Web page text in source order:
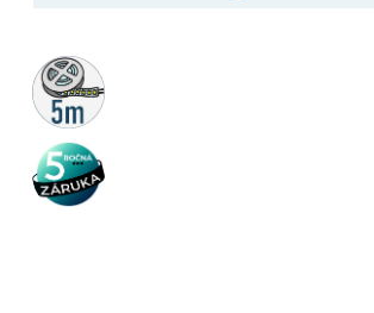
5m
rolka
5 rokov
záruka